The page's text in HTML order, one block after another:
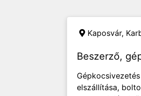
Kaposvár,
Beszerző,
elszállítása,